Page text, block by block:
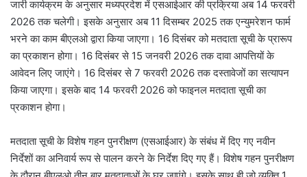
जारी कार्यक्रम के अनुसार मध्यप्रदेश में एसआईआर की प्रक्रिया अब 14 फरवरी
2026 तक चलेगी। इसके अनुसार अब 11 दिसम्बर 2025 तक एन्युमरेशन फार्म
भरने का काम बीएलओ द्वारा किया जाएगा। 16 दिसंबर को मतदाता सूची के प्रारूप
का प्रकाशन होगा। 16 दिसंबर से 15 जनवरी 2026 तक दावा आपत्तियों के
आवेदन लिए जाएंगे। 16 दिसंबर से 7 फरवरी 2026 तक दस्तावेजों का सत्यापन
किया जाएगा। इसके बाद 14 फरवरी 2026 को फाइनल मतदाता सूची का
प्रकाशन होगा।
मतदाता सूची के विशेष गहन पुनरीक्षण (एसआईआर) के संबंध में दिए गए नवीन
निर्देशों का अनिवार्य रूप से पालन करने के निर्देश दिए गए हैं। विशेष गहन पुनरीक्षण